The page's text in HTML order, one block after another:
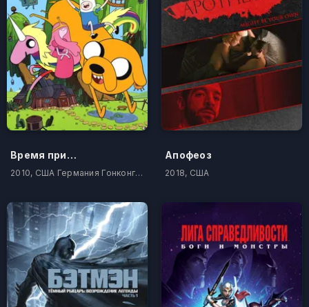
Время приключений
2010, США Германия Гонконг Япония Корея Южная
Апофеоз
2018, США